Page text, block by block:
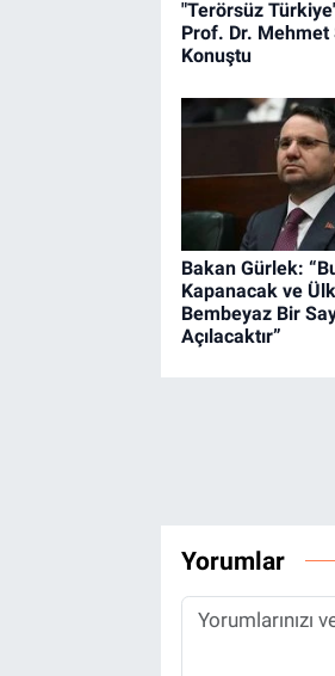
"Terörsüz
Prof. Dr. Mehmet
Konuştu
Bakan Gürlek:
Kapanacak ve
Bembeyaz Bir
Açılacaktır”
Yorumlar